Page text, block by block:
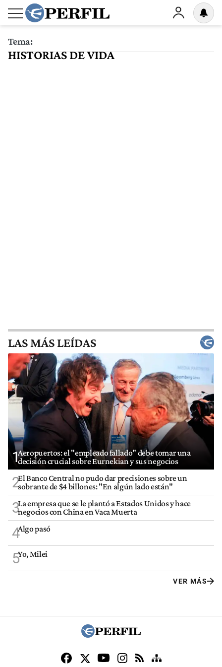
Tema:
HISTORIAS DE VIDA
LAS MÁS LEÍDAS
1Aeropuertos: el "empleado fallado" debe tomar una
decisión crucial sobre Eurnekian y sus negocios
2El Banco Central no pudo dar precisiones sobre un
sobrante de $4 billones: "En algún lado están"
3La empresa que se le plantó a Estados Unidos y hace
negocios con China en Vaca Muerta
4Algo pasó
5Yo, Milei
VER MÁS